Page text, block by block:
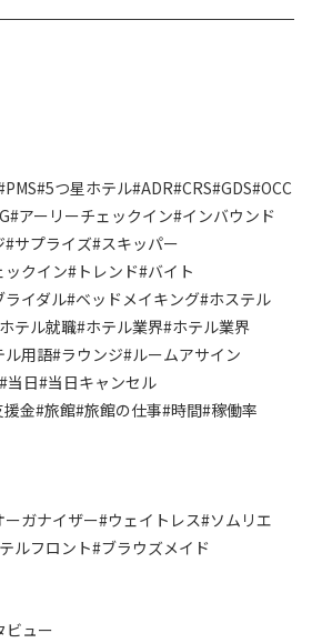
#5つ星ホテル#ADR#CRS#GDS#OCC
#アーリーチェックイン#インバウンド
#サプライズ#スキッパー
ックイン#トレンド#バイト
ライダル#ベッドメイキング#ホステル
テル就職#ホテル業界#ホテル業界
ル用語#ラウンジ#ルームアサイン
#当日#当日キャンセル
金#旅館#旅館の仕事#時間#稼働率
ガナイザー#ウェイトレス#ソムリエ
ルフロント#ブラウズメイド
ビュー